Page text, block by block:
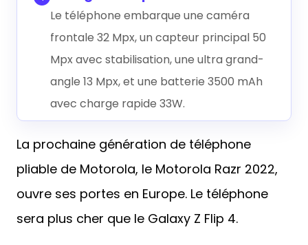
Le téléphone embarque une caméra
frontale 32 Mpx, un capteur principal 50
Mpx avec stabilisation, une ultra grand-
angle 13 Mpx, et une batterie 3500 mAh
avec charge rapide 33W.
La prochaine génération de téléphone
pliable de Motorola, le Motorola Razr 2022,
ouvre ses portes en Europe. Le téléphone
sera plus cher que le Galaxy Z Flip 4.